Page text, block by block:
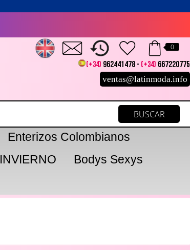
0
(+34) 962441478 - (+34) 667220775
ventas@latinmoda.info
Enterizos Colombianos
INVIERNO
Bodys Sexys